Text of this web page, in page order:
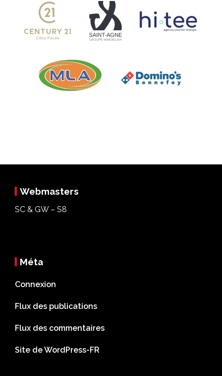
Webmasters
SC & GW – S8
Méta
Connexion
Flux des publications
Flux des commentaires
Site de WordPress-FR